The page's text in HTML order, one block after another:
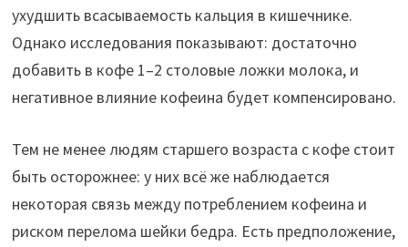
ухудшить всасываемость кальция в кишечнике.
Однако исследования показывают: достаточно
добавить в кофе 1–2 столовые ложки молока, и
негативное влияние кофеина будет компенсировано.
Тем не менее людям старшего возраста с кофе стоит
быть осторожнее: у них всё же наблюдается
некоторая связь между потреблением кофеина и
риском перелома шейки бедра. Есть предположение,